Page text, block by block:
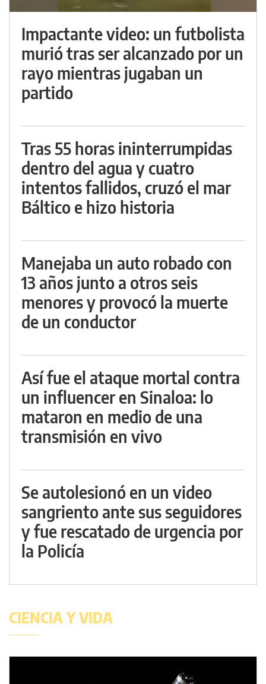
Impactante video: un futbolista
murió tras ser alcanzado por un
rayo mientras jugaban un
partido
Tras 55 horas ininterrumpidas
dentro del agua y cuatro
intentos fallidos, cruzó el mar
Báltico e hizo historia
Manejaba un auto robado con
13 años junto a otros seis
menores y provocó la muerte
de un conductor
Así fue el ataque mortal contra
un influencer en Sinaloa: lo
mataron en medio de una
transmisión en vivo
Se autolesionó en un video
sangriento ante sus seguidores
y fue rescatado de urgencia por
la Policía
CIENCIA Y VIDA